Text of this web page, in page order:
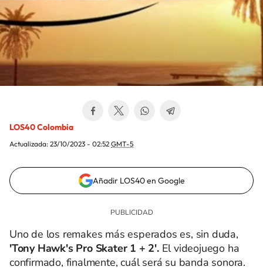
LOS40 Colombia
Actualizada: 23/10/2023 - 02:52 GMT-5
Añadir LOS40 en Google
Uno de los remakes más esperados es, sin duda,
'Tony Hawk's Pro Skater 1 + 2'.El videojuego ha
confirmado, finalmente, cuál será su banda sonora.